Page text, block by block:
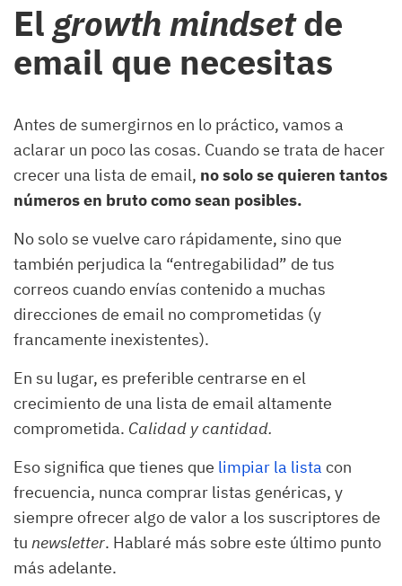
El growth mindsetde
email que necesitas
Antes de sumergirnos en lo práctico, vamos a
aclarar un poco las cosas. Cuando se trata de hacer
crecer una lista de email, no solo se quieren tantos
números en bruto como sean posibles.
No solo se vuelve caro rápidamente, sino que
también perjudica la “entregabilidad” de tus
correos cuando envías contenido a muchas
direcciones de email no comprometidas (y
francamente inexistentes).
En su lugar, es preferible centrarse en el
crecimiento de una lista de email altamente
comprometida. Calidad y cantidad.
Eso significa que tienes que limpiar la listacon
frecuencia, nunca comprar listas genéricas, y
siempre ofrecer algo de valor a los suscriptores de
tu newsletter. Hablaré más sobre este último punto
más adelante.